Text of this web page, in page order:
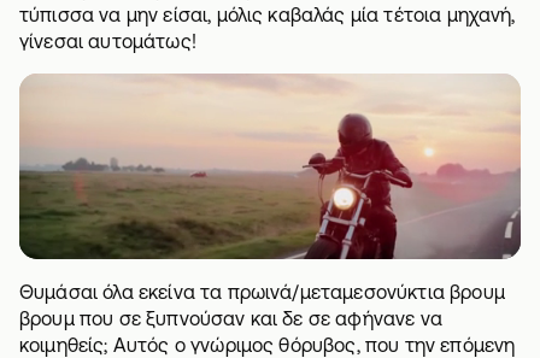
τύπισσα να μην είσαι, μόλις καβαλάς μία τέτοια μηχανή,
γίνεσαι αυτομάτως!
Θυμάσαι όλα εκείνα τα πρωινά/μεταμεσονύκτια βρουμ
βρουμ που σε ξυπνούσαν και δε σε αφήνανε να
κοιμηθείς; Αυτός ο γνώριμος θόρυβος, που την επόμενη